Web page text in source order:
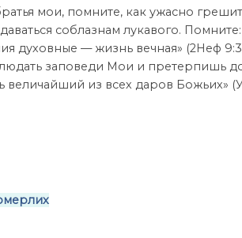
мои, помните, как ужасно
соблазнам лукавого.
духовные — жизнь вечная» (2Неф
заповеди Мои и претерпишь
величайший из всех даров Божьих»